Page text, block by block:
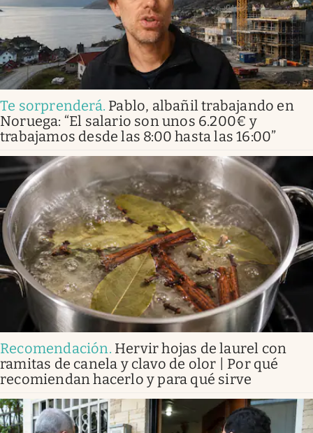
Te sorprenderá. Pablo, albañil trabajando en
Noruega: “El salario son unos 6.200€ y
trabajamos desde las 8:00 hasta las 16:00”
Recomendación. Hervir hojas de laurel con
ramitas de canela y clavo de olor | Por qué
recomiendan hacerlo y para qué sirve